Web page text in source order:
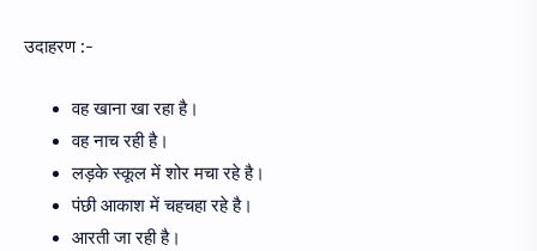
उदाहरण :-
वह खाना खा रहा है।
वह नाच रही है।
लड़के स्कूल में शोर मचा रहे है।
पंछी आकाश में चहचहा रहे है।
आरती जा रही है।